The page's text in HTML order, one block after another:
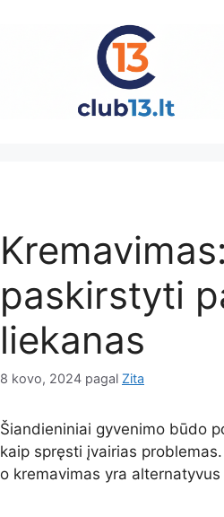
paskirstyti
liekanas
8 kovo, 2024 pagal Zita
Šiandieniniai gyvenimo būdo
kaip spręsti įvairias
o kremavimas yra